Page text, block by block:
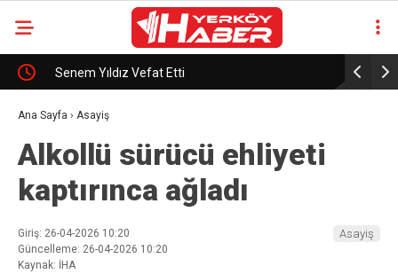
Senem Yıldız Vefat Etti Pazar
Ana Sayfa › Asayiş
Alkollü sürücü ehliyeti
kaptırınca ağladı
Giriş: 26-04-2026 10:20
Güncelleme: 26-04-2026 10:20
Kaynak: İHA
Asayiş